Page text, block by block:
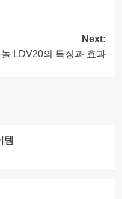
Next:
LDV20의 특징과 효과
템